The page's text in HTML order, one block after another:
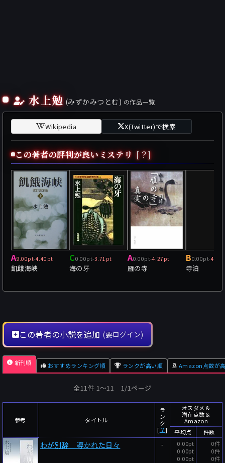
水上勉 (みずかみつとむ) の作品一覧
Wikipedia X(Twitter)で検索
この著者の評判が良いミステリ [？]
A9.00pt-4.40pt
飢餓海峡
C0.00pt-3.71pt
海の牙
A0.00pt-4.27pt
雁の寺
B0.00pt-
寺泊
この著者の小説を追加 (要ログイン)
新刊順 おすすめランキング順 ランクが高い順 Amazon点数が
全11件 1〜11 1/1ページ
参考 タイトル
ラ
ン
ク
[ ？]
オスダメ＆
潜在点数＆
Amazon
平均点
件数
わが別辞 導かれた日々 -
0.00pt
0.00pt
0.00pt
0件
0件
0件